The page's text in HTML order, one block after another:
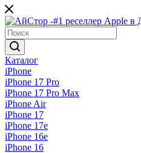
Каталог
iPhone
iPhone 17 Pro
iPhone 17 Pro Max
iPhone Air
iPhone 17
iPhone 17e
iPhone 16e
iPhone 16